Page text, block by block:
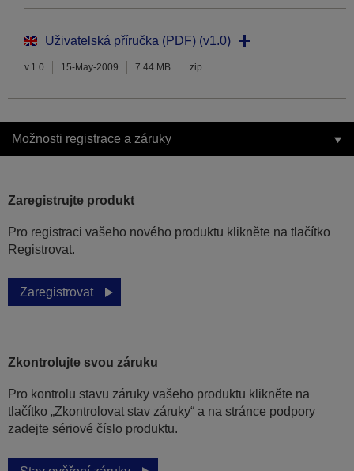
Uživatelská příručka (PDF) (v1.0)
v.1.0 15-May-2009 7.44 MB .zip
Možnosti registrace a záruky
Zaregistrujte produkt
Pro registraci vašeho nového produktu klikněte na tlačítko
Registrovat.
Zaregistrovat
Zkontrolujte svou záruku
Pro kontrolu stavu záruky vašeho produktu klikněte na
tlačítko „Zkontrolovat stav záruky“ a na stránce podpory
zadejte sériové číslo produktu.